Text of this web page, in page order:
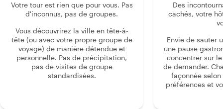
Votre tour est rien que pour vous. Pas
d'inconnus, pas de groupes.
Vous découvrirez la ville en tête-à-
tête (ou avec votre propre groupe de
voyage) de manière détendue et
personnelle. Pas de précipitation,
pas de visites de groupe
standardisées.
Des
cachés, votre
Envie de sauter
une pause
concentrer sur
de demander.
façonnée
préférences et